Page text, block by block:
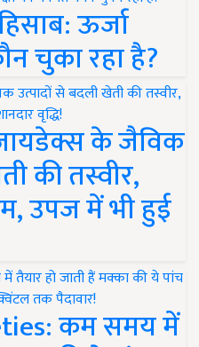
ऊर्जा
चुका रहा है?
के जैविक
की तस्वीर,
उपज में भी हुई
कम समय में